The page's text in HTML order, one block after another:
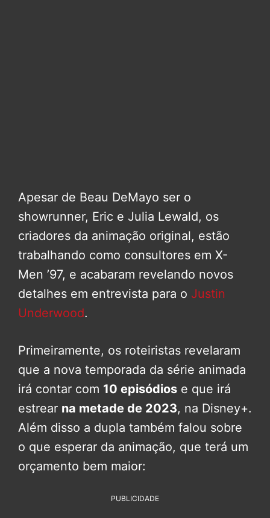
Apesar de Beau DeMayo ser o
showrunner, Eric e Julia Lewald, os
criadores da animação original, estão
trabalhando como consultores em X-
Men ’97, e acabaram revelando novos
detalhes em entrevista para o Justin
Underwood.
Primeiramente, os roteiristas revelaram
que a nova temporada da série animada
irá contar com 10 episódios e que irá
estrear na metade de 2023, na Disney+.
Além disso a dupla também falou sobre
o que esperar da animação, que terá um
orçamento bem maior:
PUBLICIDADE